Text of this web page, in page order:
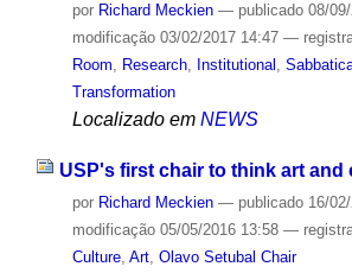
por Richard Meckien — publicado08/09/
modificação03/02/2017 14:47 —
Room, Research, Institutional ,
Transformation
Localizado em NEWS
USP's first chair to think art and
por Richard Meckien — publicado16/02/
modificação05/05/2016 13:58 —
Culture, Art, Olavo Setubal Chair